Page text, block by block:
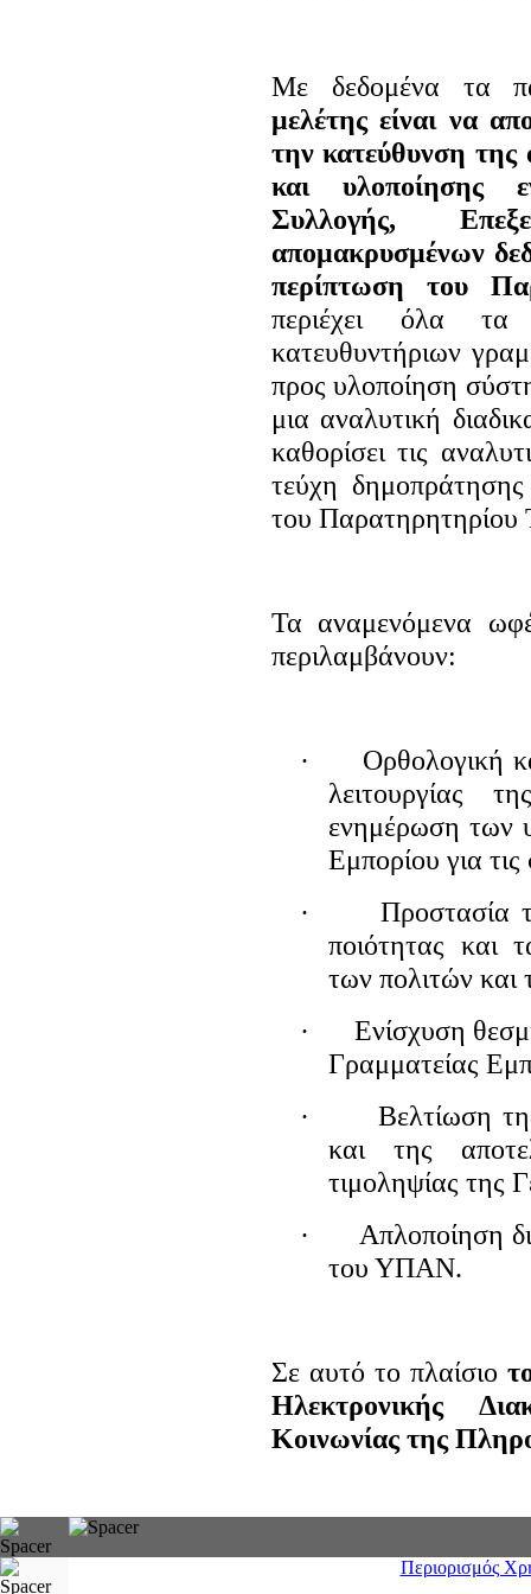
Με δεδομένα τα
μελέτης είναι να
την κατεύθυνση της
και υλοποίησης
Συλλογής,
απομακρυσμένων
περίπτωση του
περιέχει όλα τα
κατευθυντήριων
προς υλοποίηση
μια αναλυτική
καθορίσει τις
τεύχη
του Παρατηρητηρίου
Τα αναμενόμενα
περιλαμβάνουν:
·
Ορθολογική
λειτουργίας
ενημέρωση των
Εμπορίου για
·
Προστασία
ποιότητας και
των πολιτών και
·
Ενίσχυση
Γραμματείας
·
Βελτίωση
και της
τιμοληψίας της
·
Απλοποίηση
του ΥΠΑΝ.
Σε αυτό το πλαίσιο
Ηλεκτρονικής
Κοινωνίας της
Περιορισμός